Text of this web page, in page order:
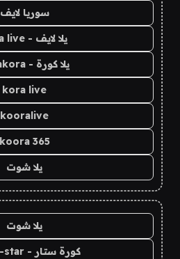
سوريا لايف
يلا لايف - yalla live
يلا كورة - yallakora
kora live
kooralive
koora 365
يلا شوت
يلا شوت
كورة ستار - koora-star